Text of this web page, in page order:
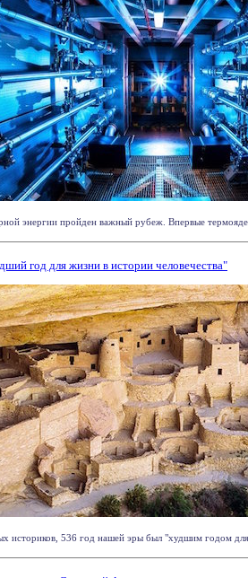
энергии пройден важный рубеж. Впервые
год для жизни в истории человечества"
историков, 536 год нашей эры был "худшим годом